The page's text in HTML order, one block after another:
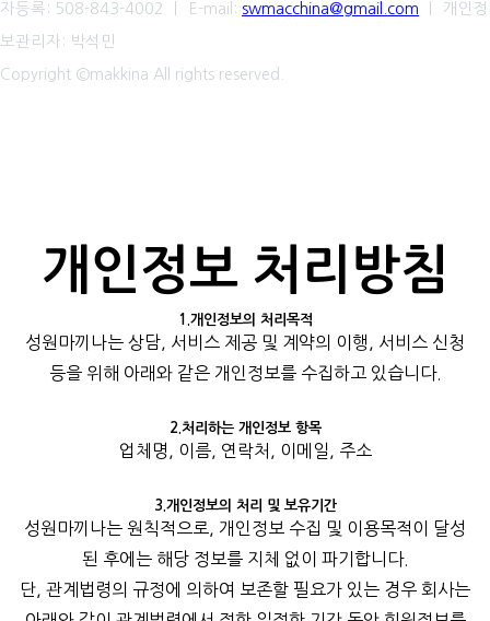
자등록: 508-843-4002 ㅣ E-mail: swmacchina@gmail.com ㅣ 개인정
보관리자: 박석민
Copyright ©makkina All rights reserved.
개인정보 처리방침
1.개인정보의 처리목적
성원마끼나는 상담, 서비스 제공 및 계약의 이행, 서비스 신청
등을 위해 아래와 같은 개인정보를 수집하고 있습니다.
2.처리하는 개인정보 항목
업체명, 이름, 연락처, 이메일, 주소
3.개인정보의 처리 및 보유기간
성원마끼나는 원칙적으로, 개인정보 수집 및 이용목적이 달성
된 후에는 해당 정보를 지체 없이 파기합니다.
단, 관계법령의 규정에 의하여 보존할 필요가 있는 경우 회사는